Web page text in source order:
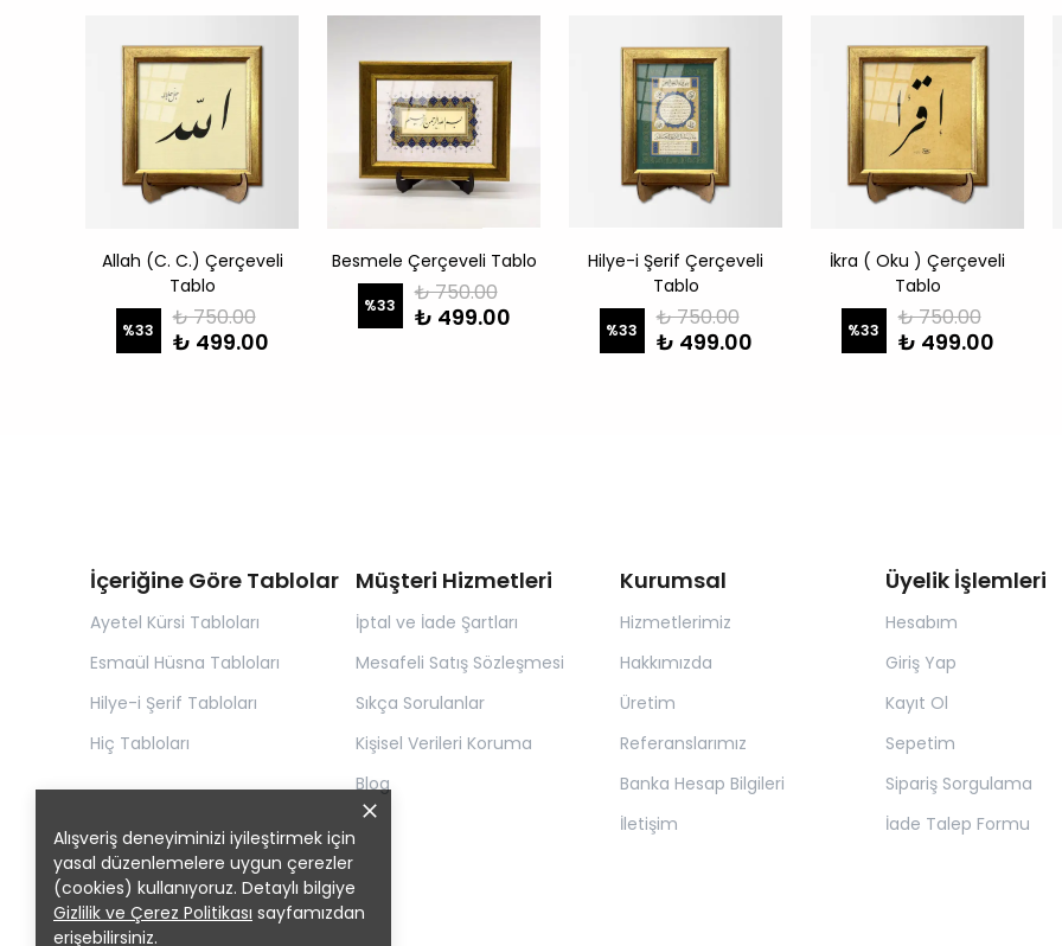
Alışveriş deneyiminizi iyileştirmek için
yasal düzenlemelere uygun çerezler
(cookies) kullanıyoruz. Detaylı bilgiye
Gizlilik ve Çerez Politikası sayfamızdan
erişebilirsiniz.
Allah (C. C.) Çerçeveli
Tablo
%33 ₺ 750.00
₺ 499.00
Besmele Çerçeveli Tablo
%33 ₺ 750.00
₺ 499.00
Hilye-i Şerif Çerçeveli
Tablo
%33 ₺ 750.00
₺ 499.00
İkra ( Oku ) Çerçeveli
Tablo
%33 ₺ 750.00
₺ 499.00
İçeriğine Göre Tablolar
Ayetel Kürsi Tabloları
Esmaül Hüsna Tabloları
Hilye-i Şerif Tabloları
Hiç Tabloları
Müşteri Hizmetleri
İptal ve İade Şartları
Mesafeli Satış Sözleşmesi
Sıkça Sorulanlar
Kişisel Verileri Koruma
Blog
Kurumsal
Hizmetlerimiz
Hakkımızda
Üretim
Referanslarımız
Banka Hesap Bilgileri
İletişim
Üyelik İşlemleri
Hesabım
Giriş Yap
Kayıt Ol
Sepetim
Sipariş Sorgulama
İade Talep Formu